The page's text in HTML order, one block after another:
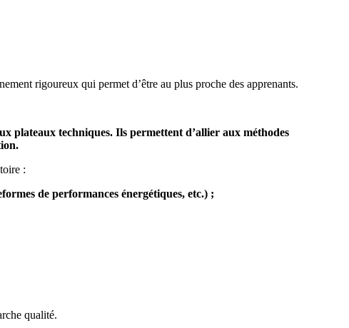
rigoureux qui permet d’être au plus proche des apprenants.
plateaux techniques. Ils permettent d’allier aux méthodes
:
de performances énergétiques, etc.) ;
qualité.